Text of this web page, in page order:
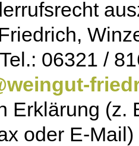
06321 /
Erklärung (z.
oder E-